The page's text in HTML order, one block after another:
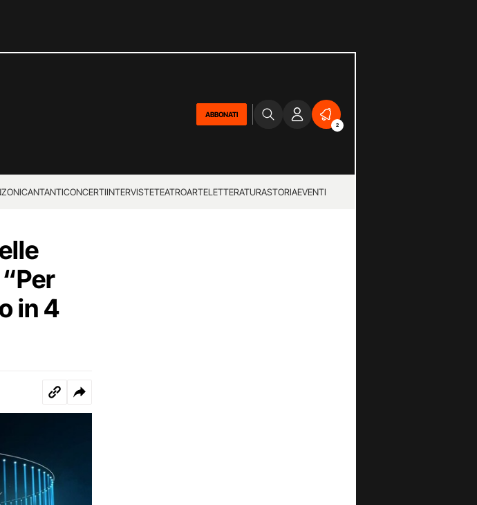
ABBONATI
2
CANTANTICONCERTIINTERVISTETEATROARTELETTERATURASTORIAEVENTI
in 4